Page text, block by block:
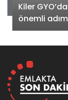
Kiler
önemli